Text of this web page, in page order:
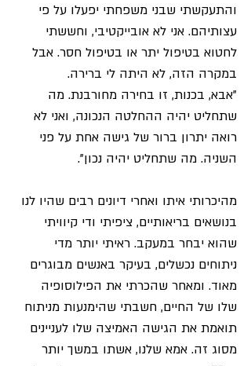
והתעקשתי שבני משפחתי יפעלו על פי
עצותיהם. אני לא אובייקטיבי, וחששתי
לחטוא בטיפול יתר או בטיפול חסר. אבל
במקרה הזה, לא היתה לי ברירה.
"אבא, בכנות, זו בחירה מחורבנת. מה
שתחליט יהיה ההחלטה הנכונה, ואני לא
רואה יתרון ברור של גישה אחת על פני
השניה. מה שתחליט יהיה נכון".
מהיכרותי איתו ואחרי דיונים רבים שהיו לנו
בנושאים בריאותיים, ציפיתי ודי קיוויתי
שהוא יבחר במעקב. ראיתי יותר מדי
ניתוחים נכשלים, בעיקר באנשים מבוגרים
מאוד. ומאחר שהכרתי את הפילוסופיה
שלו של החיים, חשבתי שהימנעות מניתוח
תואמת את הגישה האמיצה שלו לעניינים
מסוג זה. אמא שלנו, אשתו במשך יותר